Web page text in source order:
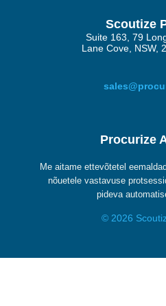
Scoutize
Suite 163, 79
Lane Cove, NSW,
Procurize
Me aitame ettevõtetel
nõuetele vastavuse
pideva
© 2026